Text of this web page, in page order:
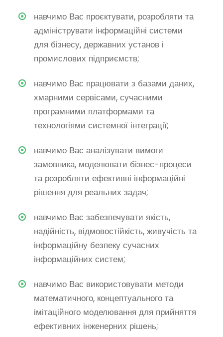
навчимо Вас проєктувати, розробляти та
адмініструвати інформаційні системи
для бізнесу, державних установ і
промислових підприємств;
навчимо Вас працювати з базами даних,
хмарними сервісами, сучасними
програмними платформами та
технологіями системної інтеграції;
навчимо Вас аналізувати вимоги
замовника, моделювати бізнес-процеси
та розробляти ефективні інформаційні
рішення для реальних задач;
навчимо Вас забезпечувати якість,
надійність, відмовостійкість, живучість та
інформаційну безпеку сучасних
інформаційних систем;
навчимо Вас використовувати методи
математичного, концептуального та
імітаційного моделювання для прийняття
ефективних інженерних рішень;